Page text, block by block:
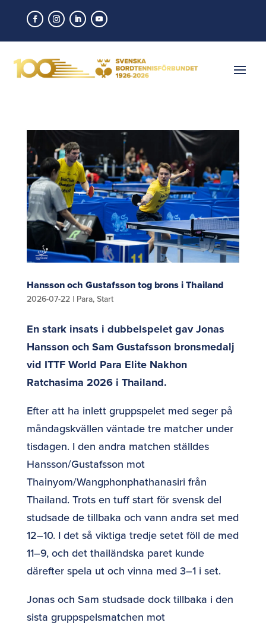
Hansson och Gustafsson tog brons i Thailand
2026-07-22| Para, Start
En stark insats i dubbelspelet gav Jonas
Hansson och Sam Gustafsson bronsmedalj
vid ITTF World Para Elite Nakhon
Ratchasima 2026 i Thailand.
Efter att ha inlett gruppspelet med seger på
måndagskvällen väntade tre matcher under
tisdagen. I den andra matchen ställdes
Hansson/Gustafsson mot
Thainyom/Wangphonphathanasiri från
Thailand. Trots en tuff start för svensk del
studsade de tillbaka och vann andra set med
12–10. I det så viktiga tredje setet föll de med
11–9, och det thailändska paret kunde
därefter spela ut och vinna med 3–1 i set.
Jonas och Sam studsade dock tillbaka i den
sista gruppspelsmatchen mot